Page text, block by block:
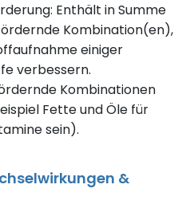
Enthält in Summe
Kombination(en),
einiger
verbessern.
Kombinationen
Fette und Öle für
sein).
&